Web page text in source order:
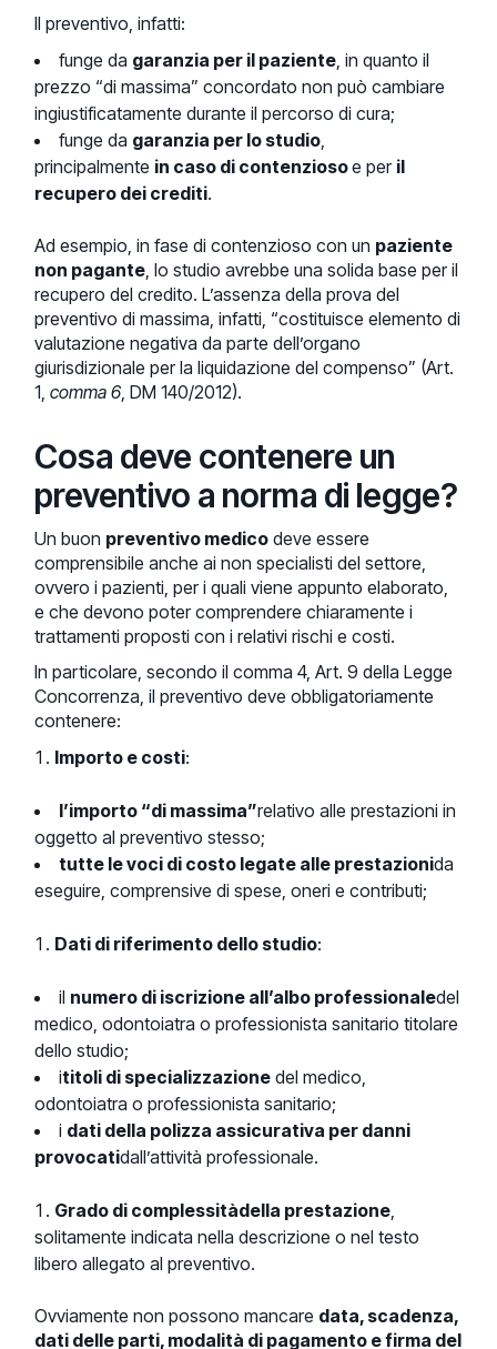
Il preventivo, infatti:
funge da garanzia per il paziente , in quanto il
prezzo “di massima” concordato non può cambiare
ingiustificatamente durante il percorso di cura;
funge da garanzia per lo studio
principalmente in caso di contenziosoe per il
recupero dei crediti.
Ad esempio, in fase di contenzioso con un paziente
non pagante , lo studio avrebbe una solida base per il
recupero del credito. L’assenza della prova del
preventivo di massima, infatti, “costituisce elemento di
valutazione negativa da parte dell’organo
giurisdizionale per la liquidazione del compenso” (Art.
1,comma 6 , DM 140/2012).
Cosa deve contenere un
preventivo a norma di legge?
Un buon preventivo medico deve essere
comprensibile anche ai non specialisti del settore,
ovvero i pazienti, per i quali viene appunto elaborato,
e che devono poter comprendere chiaramente i
trattamenti proposti con i relativi rischi e costi.
In particolare, secondo il comma 4, Art. 9 della Legge
Concorrenza, il preventivo deve obbligatoriamente
contenere:
Importo e costi:
l’importo “di massima”relativo alle prestazioni in
oggetto al preventivo stesso;
tutte le voci di costo legate alle prestazionida
eseguire, comprensive di spese, oneri e contributi;
Dati di riferimento dello studio:
il numero di iscrizione all’albo professionaledel
medico, odontoiatra o professionista sanitario titolare
dello studio;
ititoli di specializzazione del medico,
odontoiatra o professionista sanitario;
i dati della polizza assicurativa per danni
provocatidall’attività professionale.
Grado di complessitàdella prestazione
solitamente indicata nella descrizione o nel testo
libero allegato al preventivo.
Ovviamente non possono mancare data, scadenza,
dati delle parti, modalità di pagamento e firma del